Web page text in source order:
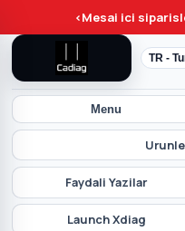
<Mesai ici
Menu
Faydali Yazilar
Launch Xdiag